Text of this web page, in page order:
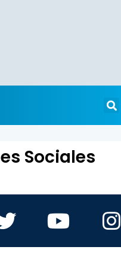
Sociales